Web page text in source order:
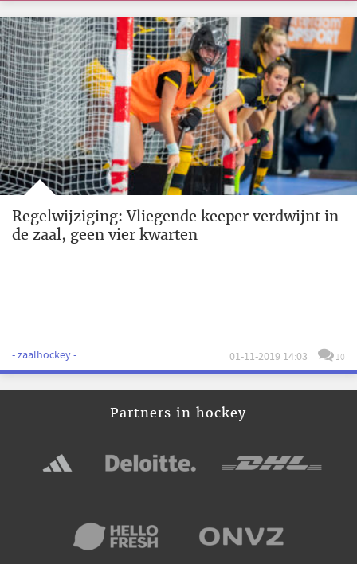
Regelwijziging: Vliegende keeper verdwijnt in
de zaal, geen vier kwarten
- zaalhockey - 01-11-2019 14:03 10
Partners in hockey